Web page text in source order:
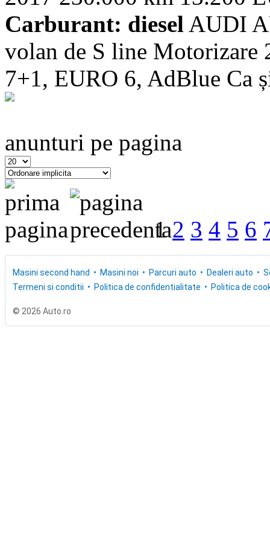
Carburant: diesel AUDI
volan de S line Motorizare
7+1, EURO 6, AdBlue Ca
anunturi pe pagina
1 2 3 4 5 6
Masini second hand Masini noi Parcuri auto Dealeri auto
Termeni si conditii
Politica de confidentialitate Politica de
© 2026 Auto.ro